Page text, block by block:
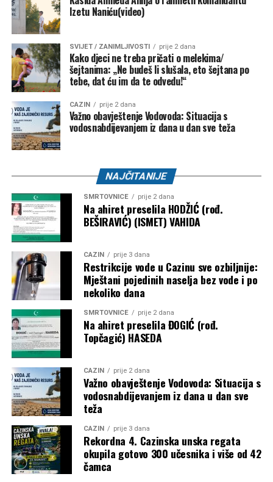
Bužim – 27.000 KM
NK “Vitez” –10.000 KM
FK “Bratstvo-Veterani” –5.000 KM
FK “Konjodor” –
FK “Bužim” –3.000 KM
OK “Bužim” –
3.000 KM
ŽOK “Bužim” –1.000 KM
Bosanski Petrovac – 3.500 KM
Udruženje košarkaškog sporta “Mladost” –
Karate klub “Mladost” –1.500 KM
Objavljivanjem kompletne liste korisnika javnost je po prvi
put dobila detaljan uvid u raspodjelu dodatnih budžetskih
sredstava za sport. Ostaje otvoreno pitanje prema kojim su
kriterijima određeni pojedinačni iznosi, budući da
obrazloženje metodologije raspodjele nije objavljeno.
Post
Share
Tweet
Mail
Izetu Naniću(video)
SVIJET / ZANIMLJIVOSTI prije 2 dana
Kako djeci ne treba pričati o melekima/
šejtanima: „Ne budeš li slušala, eto šejtana po
tebe, dat ću im da te odvedu!“
CAZIN prije 2 dana
Važno obavještenje Vodovoda: Situacija s
vodosnabdijevanjem iz dana u dan sve teža
NAJČITANIJE
SMRTOVNICE prije 2 dana
Na ahiret preselila HODŽIĆ (rođ.
BEŠIRAVIĆ) (ISMET) VAHIDA
CAZIN prije 3 dana
Restrikcije vode u Cazinu sve ozbiljnije:
Mještani pojedinih naselja bez vode i po
nekoliko dana
SMRTOVNICE prije 2 dana
Na ahiret preselila ĐOGIĆ (rođ.
Topčagić) HASEDA
CAZIN prije 2 dana
Važno obavještenje Vodovoda: Situacija s
vodosnabdijevanjem iz dana u dan sve
teža
CAZIN prije 3 dana
Rekordna 4. Cazinska unska regata
okupila gotovo 300 učesnika i više od 42
čamca